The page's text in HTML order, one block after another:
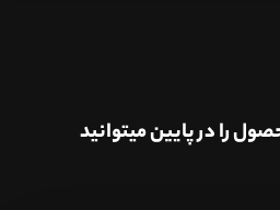
را در پایین میتوانید